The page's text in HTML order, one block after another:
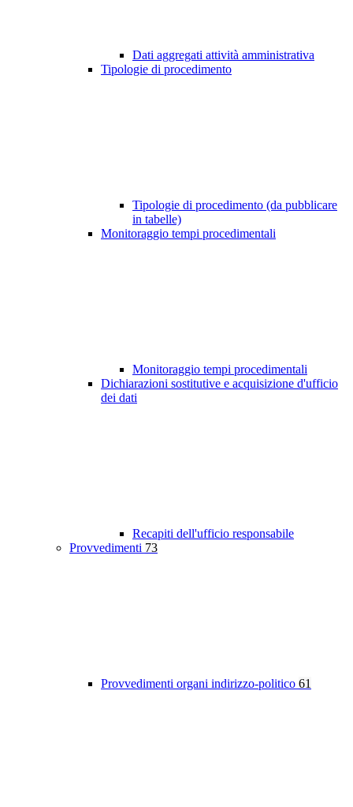
Dati aggregati attività amministrativa
Tipologie di procedimento
Tipologie di procedimento (da pubblicare
in tabelle)
Monitoraggio tempi procedimentali
Monitoraggio tempi procedimentali
Dichiarazioni sostitutive e acquisizione d'ufficio
dei dati
Recapiti dell'ufficio responsabile
Provvedimenti 73
Provvedimenti organi indirizzo-politico 61